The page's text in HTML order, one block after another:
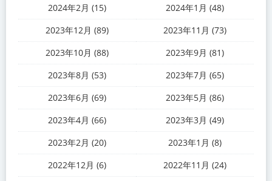
2024年2月 (15)
2024年1月 (48)
2023年12月 (89)
2023年11月 (73)
2023年10月 (88)
2023年9月 (81)
2023年8月 (53)
2023年7月 (65)
2023年6月 (69)
2023年5月 (86)
2023年4月 (66)
2023年3月 (49)
2023年2月 (20)
2023年1月 (8)
2022年12月 (6)
2022年11月 (24)